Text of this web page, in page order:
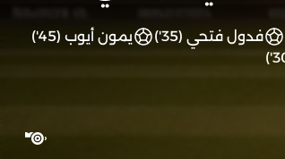
فدول فتحي (35')
يمون أيوب (45')